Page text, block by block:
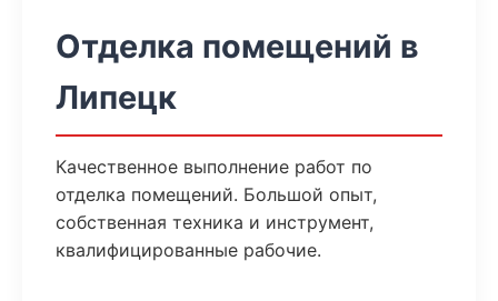
Отделка помещений в
Липецк
Качественное выполнение работ по
отделка помещений. Большой опыт,
собственная техника и инструмент,
квалифицированные рабочие.